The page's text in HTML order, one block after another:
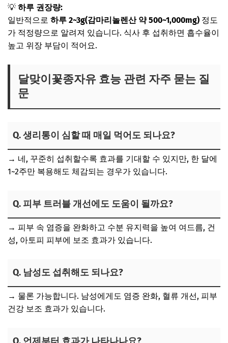
💡 하루 권장량:
일반적으로 하루 2~3g(감마리놀렌산 약 500~1,000mg) 정도
가 적정량으로 알려져 있습니다. 식사 후 섭취하면 흡수율이
높고 위장 부담이 적어요.
달맞이꽃종자유 효능 관련 자주 묻는 질
문
Q. 생리통이 심할 때 매일 먹어도 되나요?
→ 네, 꾸준히 섭취할수록 효과를 기대할 수 있지만, 한 달에
1~2주만 복용해도 체감되는 경우가 있습니다.
Q. 피부 트러블 개선에도 도움이 될까요?
→ 피부 속 염증을 완화하고 수분 유지력을 높여 여드름, 건
성, 아토피 피부에 보조 효과가 있습니다.
Q. 남성도 섭취해도 되나요?
→ 물론 가능합니다. 남성에게도 염증 완화, 혈류 개선, 피부
건강 보조 효과가 있습니다.